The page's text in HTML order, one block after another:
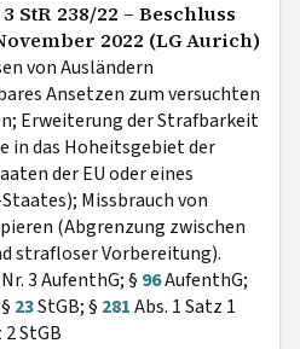
3 StR 238/22 – Beschluss
2022 (LG Aurich)
von Ausländern
Ansetzen zum versuchten
Erweiterung der Strafbarkeit
in das Hoheitsgebiet der
der EU oder eines
Missbrauch von
(Abgrenzung zwischen
strafloser Vorbereitung).
3 AufenthG; § 96AufenthG;
23StGB; § 281Abs. 1 Satz 1
2 StGB